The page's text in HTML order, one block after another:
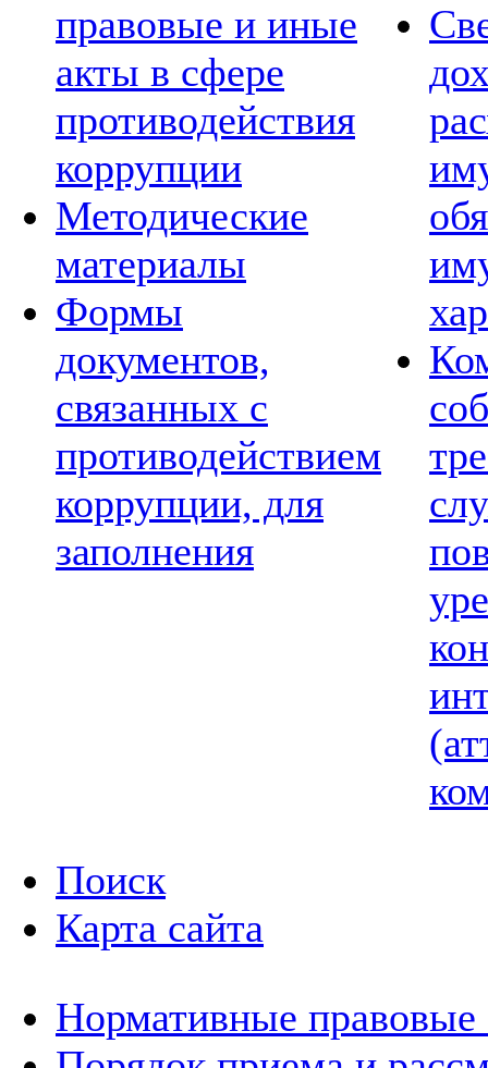
правовые и иные
акты в сфере
противодействия
коррупции
Методические
материалы
Формы
документов,
связанных с
противодействием
коррупции, для
заполнения
Поиск
Карта сайта
Нормативные правовые